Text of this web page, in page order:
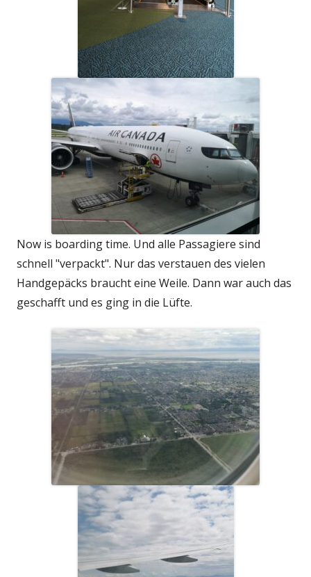
Now is boarding time. Und alle Passagiere sind
schnell "verpackt". Nur das verstauen des vielen
Handgepäcks braucht eine Weile. Dann war auch das
geschafft und es ging in die Lüfte.